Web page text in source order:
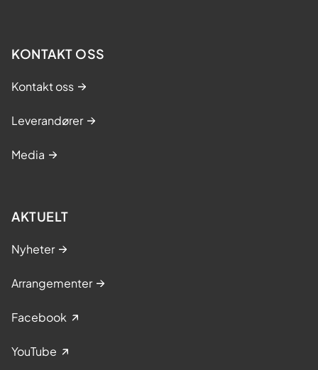
KONTAKT OSS
Kontakt oss
Leverandører
Media
AKTUELT
Nyheter
Arrangementer
Facebook
YouTube